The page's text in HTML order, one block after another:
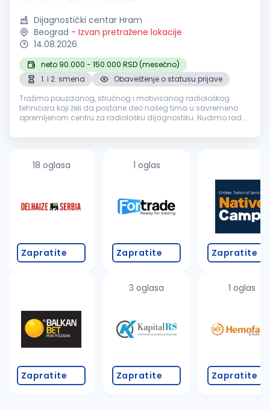
Dijagnostički centar Hram
Beograd - Izvan pretražene lokacije
14.08.2026
neto 90.000 - 150.000 RSD (mesečno)
1. i 2. smena
Obaveštenje o statusu prijave
Tražimo pouzdanog, stručnog i motivisanog radiološkog
tehničara koji želi da postane deo našeg tima u savremeno
opremljenom centru za radiološku dijagnostiku. Nudimo rad
transparentan sistem vrednovan...
18 oglasa
Zapratite
Zapratite
1 oglas
Zapratite
3 oglasa
Zapratite
Zapratite
1 oglas
Zapratite